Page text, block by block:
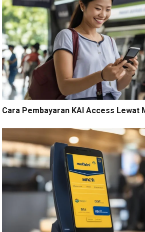
Cara Pembayaran KAI Access Lewat